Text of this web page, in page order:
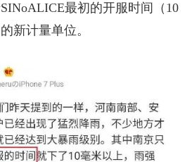
最初的开服时间（10
新计量单位。